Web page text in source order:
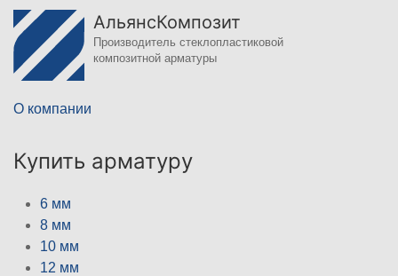
АльянсКомпозит
Производитель стеклопластиковой
композитной арматуры
О компании
Купить арматуру
6 мм
8 мм
10 мм
12 мм